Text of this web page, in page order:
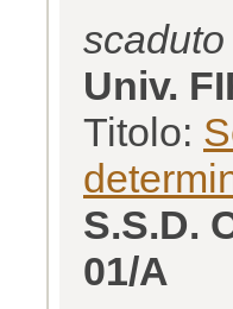
Univ.
Titolo:
S.S.D.
01/A